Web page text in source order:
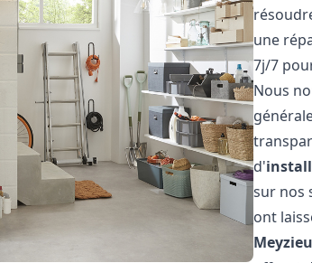
une
7j/7
Nous
d'
sur nos
ont
Meyzieu